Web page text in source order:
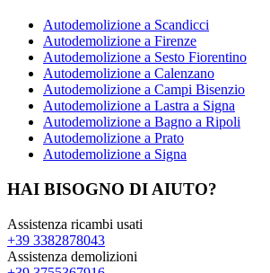
Autodemolizione a Scandicci
Autodemolizione a Firenze
Autodemolizione a Sesto Fiorentino
Autodemolizione a Calenzano
Autodemolizione a Campi Bisenzio
Autodemolizione a Lastra a Signa
Autodemolizione a Bagno a Ripoli
Autodemolizione a Prato
Autodemolizione a Signa
HAI BISOGNO DI AIUTO?
Assistenza ricambi usati
+39 3382878043
Assistenza demolizioni